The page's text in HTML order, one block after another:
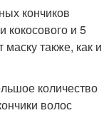
кончиков
кокосового и 5
также, как и
количество
волос